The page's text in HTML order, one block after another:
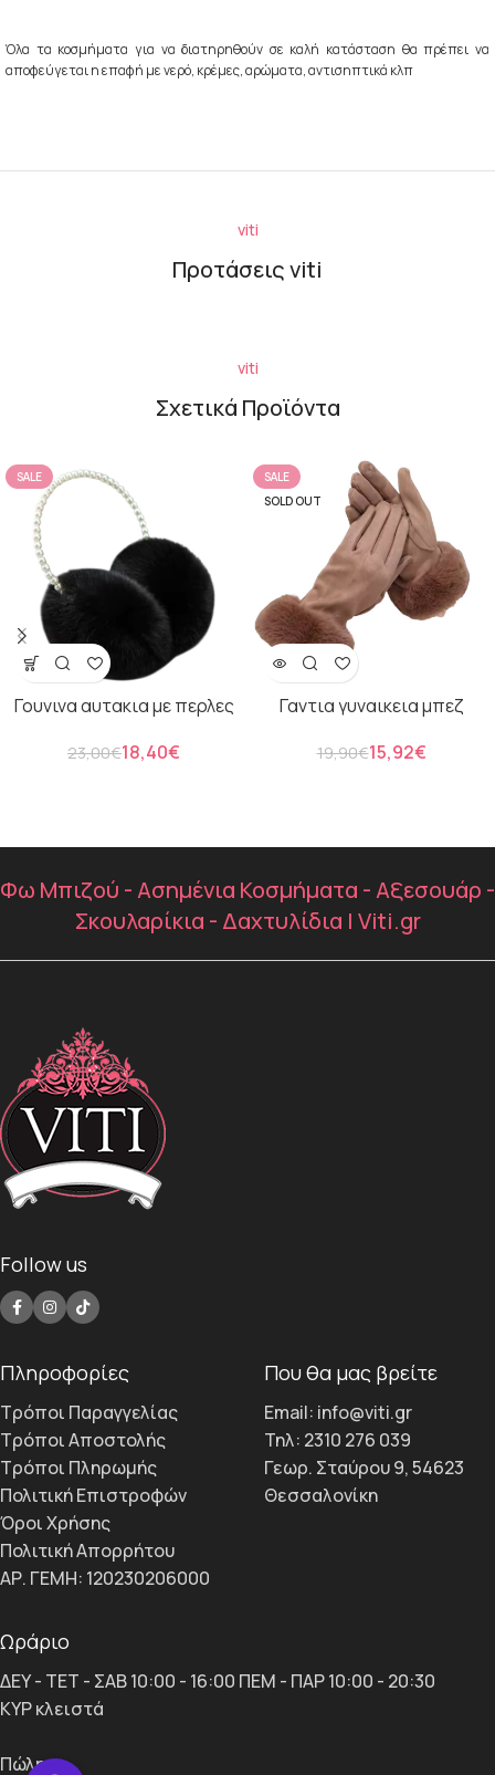
Όλα τα κοσμήματα για να διατηρηθούν σε καλή κατάσταση θα πρέπει να
αποφεύγεται η επαφή με νερό, κρέμες, αρώματα, αντισηπτικά κλπ
viti
Προτάσεις viti
viti
Σχετικά Προϊόντα
SALE
Γουνινα αυτακια με περλες
23,00€18,40€
SALE
SOLD OUT
Γαντια γυναικεια μπεζ
19,90€15,92€
Φω Μπιζού - Ασημένια Κοσμήματα - Αξεσουάρ -
Σκουλαρίκια - Δαχτυλίδια | Viti.gr
Follow us
Πληροφορίες
Τρόποι Παραγγελίας
Τρόποι Αποστολής
Τρόποι Πληρωμής
Πολιτική Επιστροφών
Όροι Χρήσης
Πολιτική Απορρήτου
ΑΡ. ΓΕΜΗ: 120230206000
Που θα μας βρείτε
Email: info@viti.gr
Τηλ: 2310 276 039
Γεωρ. Σταύρου 9, 54623
Θεσσαλονίκη
Ωράριο
ΔΕΥ - ΤΕΤ - ΣΑΒ 10:00 - 16:00 ΠΕΜ - ΠΑΡ 10:00 - 20:30
ΚΥΡ κλειστά
Πώληση